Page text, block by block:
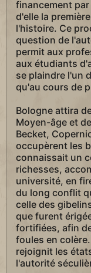
financement
d'elle la
l'histoire. Ce
question de
permit aux
aux étudiants
se plaindre l'un
qu'au cours de
Bologne attira
Moyen-âge et
Becket,
occupèrent les
connaissait un
richesses,
université, en
du long conflit
celle des
que furent
fortifiées, afin
foules en
rejoignit les
l'autorité